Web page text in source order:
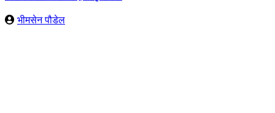
भीमसेन पौडेल